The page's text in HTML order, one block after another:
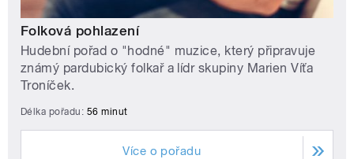
Folková pohlazení
Hudební pořad o "hodné" muzice, který připravuje
známý pardubický folkař a lídr skupiny Marien Víťa
Troníček.
Délka pořadu: 56 minut
Více o pořadu